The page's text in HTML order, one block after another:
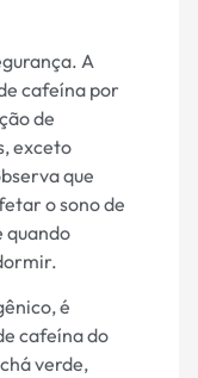
A
cafeína por
de
exceto
que
o sono de
quando
é
cafeína do
verde,